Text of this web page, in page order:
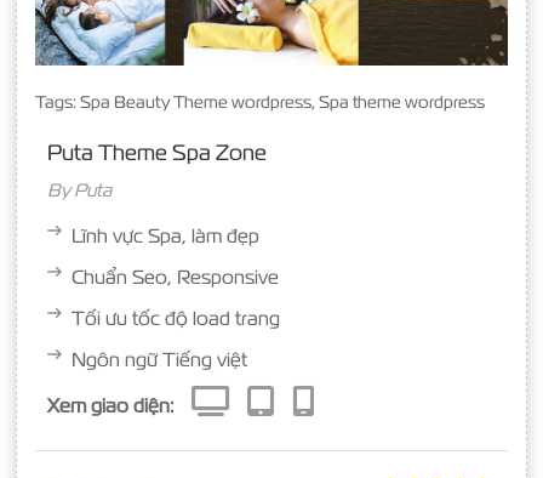
Tags: Spa Beauty Theme wordpress, Spa theme wordpress
Puta Theme Spa Zone
ByPuta
Lĩnh vực Spa, làm đẹp
Chuẩn Seo, Responsive
Tối ưu tốc độ load trang
Ngôn ngữ Tiếng việt
Xem giao diện: